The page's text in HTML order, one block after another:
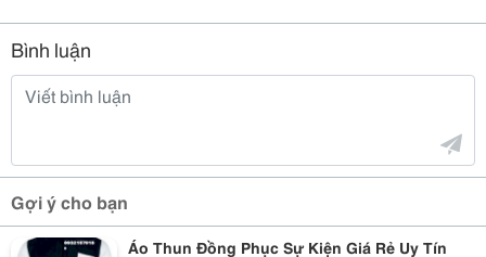
Bình luận
Gợi ý cho bạn
Áo Thun Đồng Phục Sự Kiện Giá Rẻ Uy Tín